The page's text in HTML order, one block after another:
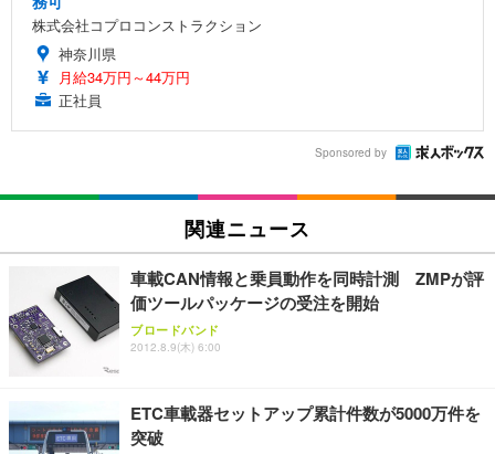
株式会社コプロコンストラクション
神奈川県
月給34万円～44万円
正社員
Sponsored by
関連ニュース
車載CAN情報と乗員動作を同時計測 ZMPが評
価ツールパッケージの受注を開始
ブロードバンド
2012.8.9(木) 6:00
ETC車載器セットアップ累計件数が5000万件を
突破